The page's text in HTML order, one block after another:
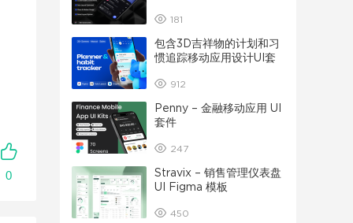
0
181
包含3D吉祥物的计划和习
惯追踪移动应用设计UI套
912
Penny – 金融移动应用 UI
套件
247
Stravix – 销售管理仪表盘
UI Figma 模板
450